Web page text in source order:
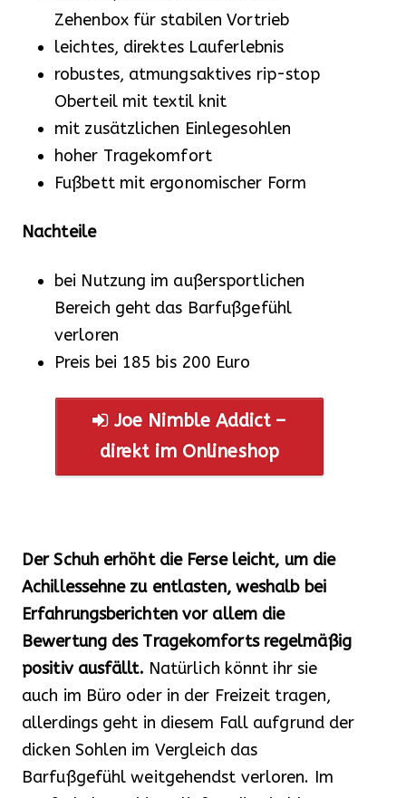
Zehenbox für stabilen Vortrieb
leichtes, direktes Lauferlebnis
robustes, atmungsaktives rip-stop
Oberteil mit textil knit
mit zusätzlichen Einlegesohlen
hoher Tragekomfort
Fußbett mit ergonomischer Form
Nachteile
bei Nutzung im außersportlichen
Bereich geht das Barfußgefühl
verloren
Preis bei 185 bis 200 Euro
Joe Nimble Addict –
direkt im Onlineshop
Der Schuh erhöht die Ferse leicht, um die
Achillessehne zu entlasten, weshalb bei
Erfahrungsberichten vor allem die
Bewertung des Tragekomforts regelmäßig
positiv ausfällt. Natürlich könnt ihr sie
auch im Büro oder in der Freizeit tragen,
allerdings geht in diesem Fall aufgrund der
dicken Sohlen im Vergleich das
Barfußgefühl weitgehendst verloren. Im